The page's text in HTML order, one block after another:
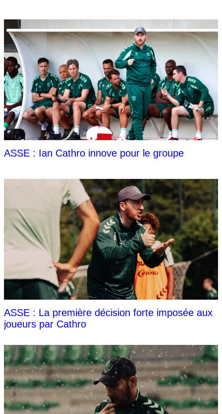
ASSE : Ian Cathro innove pour le groupe
ASSE : La première décision forte imposée aux
joueurs par Cathro